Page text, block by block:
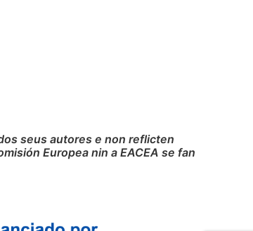
seus autores e non reflicten
Europea nin a EACEA se fan